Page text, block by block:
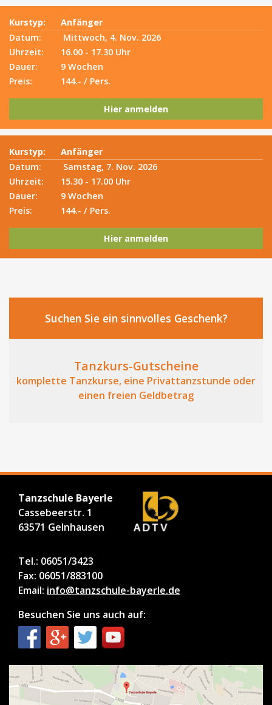
Kurstyp:
Anfänger
Datum:
Mittwoch, 4. Nov. 2026
Uhrzeit:
16.00 - 17.30 Uhr
Dauer:
9 Wochen
Preis:
144.- / Pers.
Hier anmelden
Kurstyp:
Anfänger
Datum:
Samstag, 7. Nov. 2026
Uhrzeit:
15.30 - 17.00 Uhr
Dauer:
9 Wochen
Preis:
144.- / Pers.
Hier anmelden
Suchen Sie ein sinnvolles Geschenk?
Tanzkurs-Gutscheine
komplette Tanzkurse, eine Privattanzstunde oder
einen freien Geldbetrag
Tanzschule Bayerle
Cassebeerstr. 1
63571 Gelnhausen
Tel.: 06051/3423
Fax: 06051/883100
Email: info@tanzschule-bayerle.de
Besuchen Sie uns auch auf: